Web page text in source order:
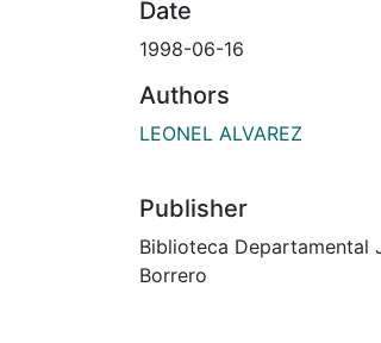
Date
1998-06-16
Authors
LEONEL ALVAREZ
Publisher
Biblioteca Departamental
Borrero